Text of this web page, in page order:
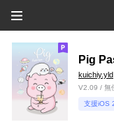
Pig
kuichiy.yld
V2.09 / 無
支援iOS